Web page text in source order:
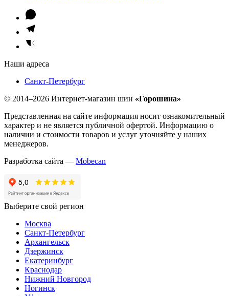
Наши адреса
Санкт-Петербург
© 2014–2026 Интернет-магазин шин «Горошина»
Представленная на сайте информация носит ознакомительный
характер и не является публичной офертой. Информацию о
наличии и стоимости товаров и услуг уточняйте у наших
менеджеров.
Разработка сайта — Mobecan
Выберите свой регион
Москва
Санкт-Петербург
Архангельск
Дзержинск
Екатеринбург
Краснодар
Нижний Новгород
Ногинск